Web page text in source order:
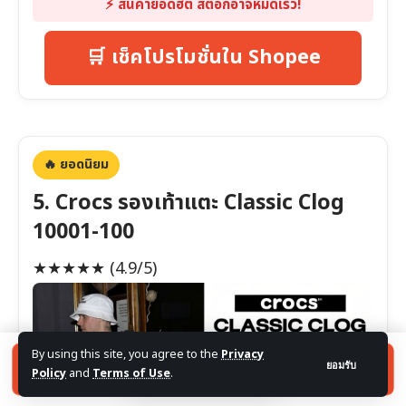
By using this site, you agree to the Privacy
Policy and Terms of Use.
ยอมรับ
⚡️ สินค้ายอดฮิต สต็อกอาจหมดเร็ว!
🛒 เช็คโปรโมชั่นใน Shopee
🔥 ยอดนิยม
5. Crocs รองเท้าแตะ Classic Clog
10001-100
★★★★★ (4.9/5)
🛒 กดเช็คโปรโมชั่น รองเท้า Crocs ล่าสุด